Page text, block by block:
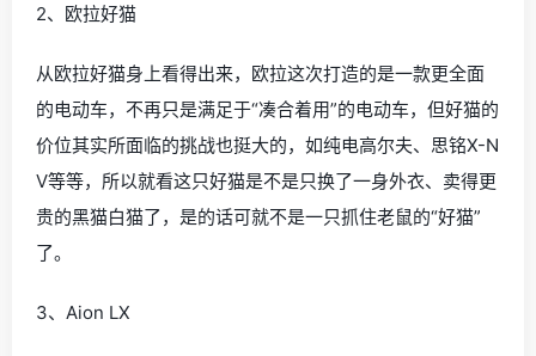
2、欧拉好猫
从欧拉好猫身上看得出来，欧拉这次打造的是一款更全面
的电动车，不再只是满足于“凑合着用”的电动车，但好猫的
价位其实所面临的挑战也挺大的，如纯电高尔夫、思铭X-N
V等等，所以就看这只好猫是不是只换了一身外衣、卖得更
贵的黑猫白猫了，是的话可就不是一只抓住老鼠的“好猫”
了。
3、Aion LX